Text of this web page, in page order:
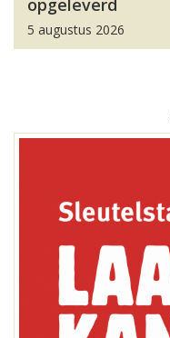
opgeleverd
5 augustus 2026